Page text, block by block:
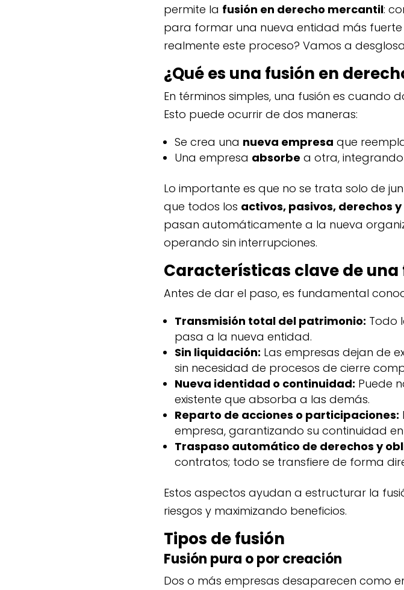
permite la fusión en derecho mercantil:
para formar una nueva entidad más
realmente este proceso? Vamos a
¿Qué es una fusión en
En términos simples, una fusión es cuando
Esto puede ocurrir de dos maneras:
Se crea una nueva empresa que
Una empresa absorbe a otra,
Lo importante es que no se trata solo de
que todos los activos, pasivos, derechos
pasan automáticamente a la nueva
operando sin interrupciones.
Características clave de una
Antes de dar el paso, es fundamental
Transmisión total del patrimonio: Todo
pasa a la nueva entidad.
Sin liquidación: Las empresas dejan de
sin necesidad de procesos de cierre
Nueva identidad o continuidad: Puede
existente que absorba a las demás.
Reparto de acciones o participaciones:
empresa, garantizando su continuidad
Traspaso automático de derechos y
contratos; todo se transfiere de forma
Estos aspectos ayudan a estructurar la
riesgos y maximizando beneficios.
Tipos de fusión
Fusión pura o por creación
Dos o más empresas desaparecen como